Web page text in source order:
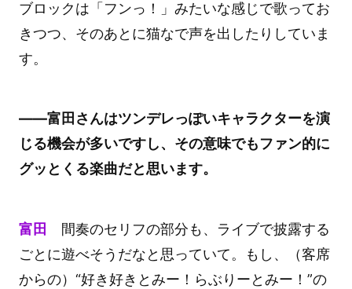
ブロックは「フンっ！」みたいな感じで歌ってお
きつつ、そのあとに猫なで声を出したりしていま
す。
――富田さんはツンデレっぽいキャラクターを演
じる機会が多いですし、その意味でもファン的に
グッとくる楽曲だと思います。
富田
間奏のセリフの部分も、ライブで披露する
ごとに遊べそうだなと思っていて。もし、（客席
からの）“好き好きとみー！らぶりーとみー！”の